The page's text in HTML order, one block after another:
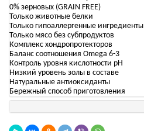
0% зерновых (GRAIN FREE)
Только животные белки
Только гипоаллергенные ингредиенты
Только мясо без субпродуктов
Комплекс хондропротекторов
Баланс соотношения Omega 6-3
Контроль уровня кислотности рН
Низкий уровень золы в составе
Натуральные антиоксиданты
Бережный способ приготовления